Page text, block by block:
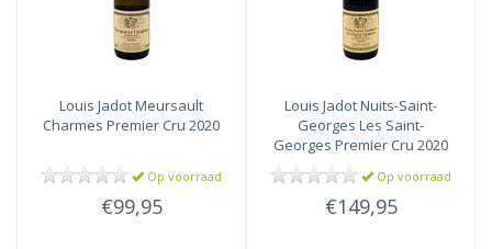
Louis JadotMeursault
Charmes Premier Cru 2020
Op voorraad
€99,95
Louis JadotNuits-Saint-
Georges Les Saint-
Georges Premier Cru 2020
Op voorraad
€149,95